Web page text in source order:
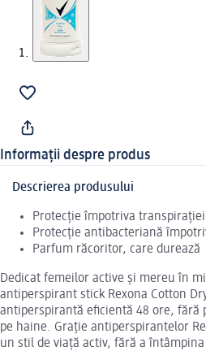
Informații despre produs
Descrierea produsului
Protecție împotriva
Protecție antibacteriană
Parfum răcoritor, care durează
Dedicat femeilor active și mereu în
antiperspirant stick Rexona Cotton
antiperspirantă eficientă 48 ore, fără
pe haine. Grație antiperspirantelor
un stil de viață activ, fără a